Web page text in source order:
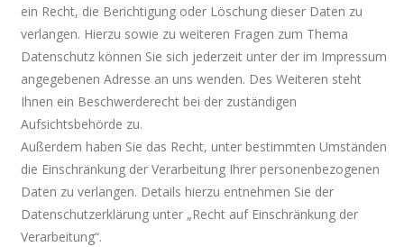
ein Recht, die Berichtigung oder Löschung dieser Daten zu
verlangen. Hierzu sowie zu weiteren Fragen zum Thema
Datenschutz können Sie sich jederzeit unter der im Impressum
angegebenen Adresse an uns wenden. Des Weiteren steht
Ihnen ein Beschwerderecht bei der zuständigen
Aufsichtsbehörde zu.
Außerdem haben Sie das Recht, unter bestimmten Umständen
die Einschränkung der Verarbeitung Ihrer personenbezogenen
Daten zu verlangen. Details hierzu entnehmen Sie der
Datenschutzerklärung unter „Recht auf Einschränkung der
Verarbeitung“.